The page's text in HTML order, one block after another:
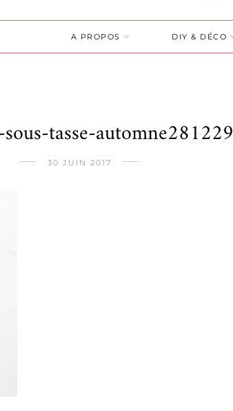
A PROPOS DIY & DÉCO
tasse-automne281229
30 JUIN 2017